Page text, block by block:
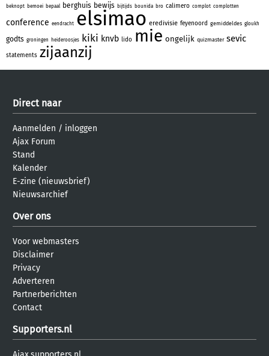
beknopt bemoei bepaal berghuis bewijs bijtijds bounida bro calimero complot complotten
conference eendracht elsimao eredivisie feyenoord gemiddeldes gloukh
godts groningen heideroosjes kiki knvb lido mie ongelijk quizmaster sevic
statements zijaanzij
Direct naar
Aanmelden / inloggen
Ajax Forum
Stand
Kalender
E-zine (nieuwsbrief)
Nieuwsarchief
Over ons
Voor webmasters
Disclaimer
Privacy
Adverteren
Partnerberichten
Contact
Supporters.nl